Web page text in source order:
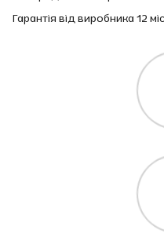
Гарантія від виробника 12